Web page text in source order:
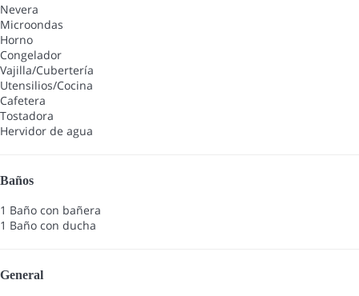
Nevera
Microondas
Horno
Congelador
Vajilla/Cubertería
Utensilios/Cocina
Cafetera
Tostadora
Hervidor de agua
Baños
1 Baño con bañera
1 Baño con ducha
General